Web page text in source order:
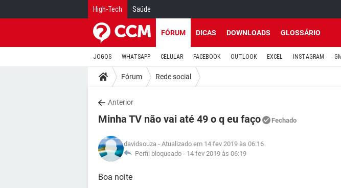
High-Tech Saúde
FÓRUM DICAS DOWNLOADS GLOSSÁRIO
JOGOS WHATSAPP CELULAR FACEBOOK OUTLOOK EXCEL INSTAGRAM
Fórum Rede social
Anterior
Minha TV não vai até 49 o q eu faço Fechado
davidsouza - Atualizado em 14 fev 2019 às 06:16
Perfil bloqueado - 14 fev 2019 às 06:19
Boa noite